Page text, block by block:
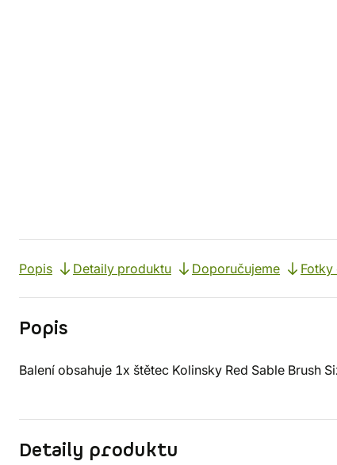
Popis Detaily produktu Doporučujeme
Popis
Balení obsahuje 1x štětec Kolinsky Red Sable Brush
Detaily produktu